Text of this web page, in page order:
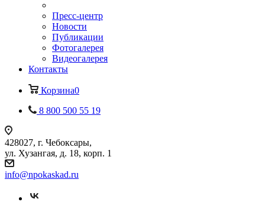
Пресс-центр
Новости
Публикации
Фотогалерея
Видеогалерея
Контакты
Корзина0
8 800 500 55 19
428027, г. Чебоксары,
ул. Хузангая, д. 18, корп. 1
info@npokaskad.ru